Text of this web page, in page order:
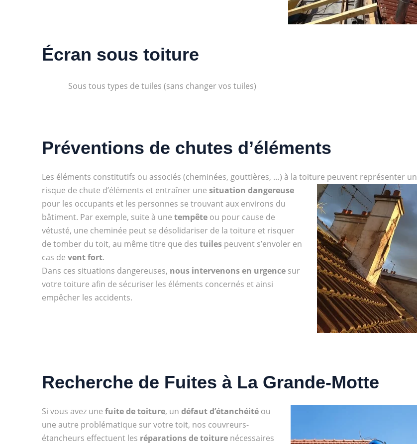
Écran sous toiture
Sous tous types de tuiles (sans changer vos tuiles)
Préventions de chutes d’éléments
Les éléments constitutifs ou associés (cheminées, gouttières, …) à la toiture peuvent représenter un
risque de chute d’éléments et entraîner une situation dangereuse
pour les occupants et les personnes se trouvant aux environs du
bâtiment. Par exemple, suite à une tempête ou pour cause de
vétusté, une cheminée peut se désolidariser de la toiture et risquer
de tomber du toit, au même titre que des tuiles peuvent s’envoler en
cas de vent fort.
Dans ces situations dangereuses, nous intervenons en urgence sur
votre toiture afin de sécuriser les éléments concernés et ainsi
empêcher les accidents.
Recherche de Fuites à La Grande-Motte
Si vous avez une fuite de toiture, un défaut d’étanchéité ou
une autre problématique sur votre toit, nos couvreurs-
étancheurs effectuent les réparations de toiture nécessaires